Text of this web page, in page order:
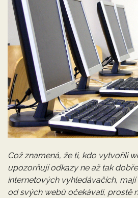
Což znamená, že ti, kdo vytvořili
upozorňují odkazy ne až tak
internetových vyhledávačích,
od svých webů očekávali, prostě